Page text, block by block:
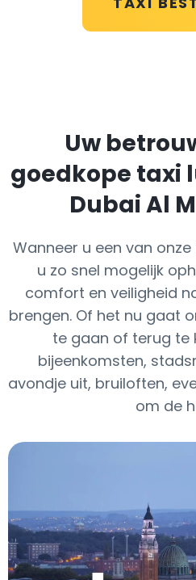
Uw
goedkope taxi
Dubai Al
Wanneer u een van
u zo snel mogelijk
comfort en veiligheid
brengen. Of het nu gaat
te gaan of terug te
bijeenkomsten,
avondje uit, bruiloften,
om de